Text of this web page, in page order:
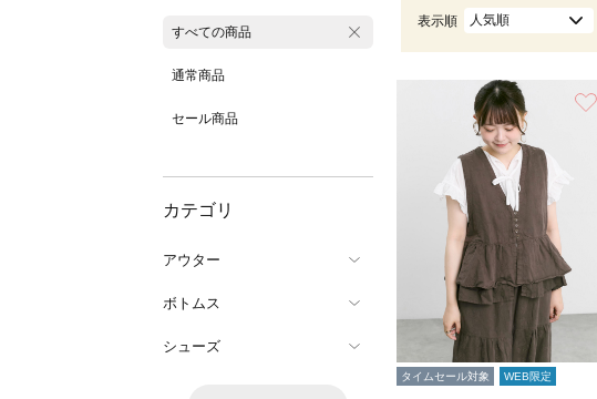
すべての商品
通常商品
セール商品
カテゴリ
アウター
ボトムス
シューズ
表示順 人気順
タイムセール対象 WEB限定